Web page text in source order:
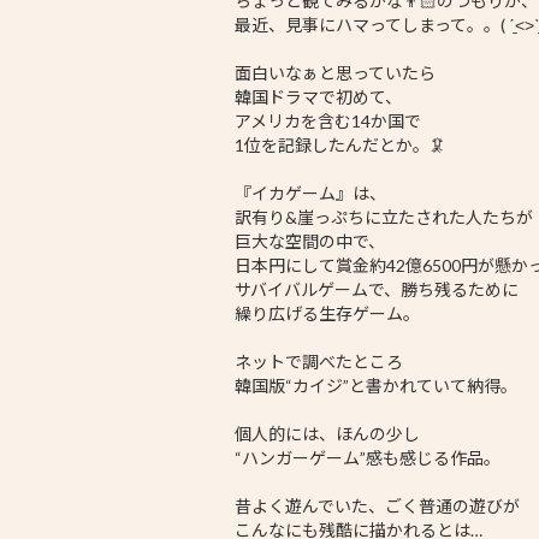
最近、見事にハマってしまって。。(
面白いなぁと思っていたら
韓国ドラマで初めて、
アメリカを含む14か国で
1位を記録したんだとか。🦑
『イカゲーム』は、
訳有り&崖っぷちに立たされた人たちが
巨大な空間の中で、
日本円にして賞金約42億6500円が懸か
サバイバルゲームで、勝ち残るために
繰り広げる生存ゲーム。
ネットで調べたところ
韓国版“カイジ”と書かれていて納得。
個人的には、ほんの少し
“ハンガーゲーム”感も感じる作品。
昔よく遊んでいた、ごく普通の遊びが
こんなにも残酷に描かれるとは…